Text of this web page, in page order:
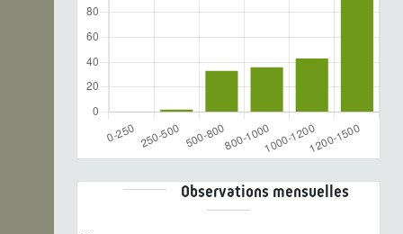
Observations mensuelles